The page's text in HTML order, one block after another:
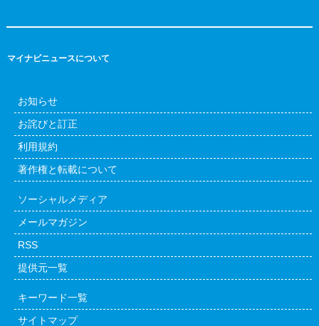
マイナビニュースについて
お知らせ
お詫びと訂正
利用規約
著作権と転載について
ソーシャルメディア
メールマガジン
RSS
提供元一覧
キーワード一覧
サイトマップ